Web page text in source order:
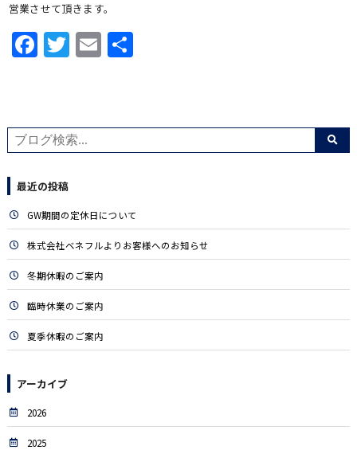
営業させて頂きます。
Facebook
Twitter
Email
共
最近の投稿
GW期間の定休日について
株式会社ベネフルよりお客様へのお知らせ
冬期休暇のご案内
臨時休業のご案内
夏季休暇のご案内
アーカイブ
2026
2025